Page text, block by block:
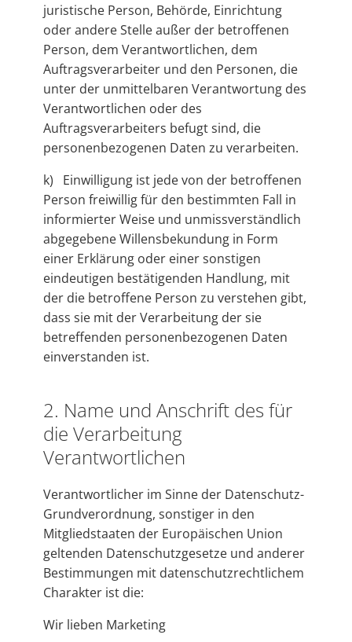
juristische Person, Behörde, Einrichtung
oder andere Stelle außer der betroffenen
Person, dem Verantwortlichen, dem
Auftragsverarbeiter und den Personen, die
unter der unmittelbaren Verantwortung des
Verantwortlichen oder des
Auftragsverarbeiters befugt sind, die
personenbezogenen Daten zu verarbeiten.
k) Einwilligung ist jede von der betroffenen
Person freiwillig für den bestimmten Fall in
informierter Weise und unmissverständlich
abgegebene Willensbekundung in Form
einer Erklärung oder einer sonstigen
eindeutigen bestätigenden Handlung, mit
der die betroffene Person zu verstehen gibt,
dass sie mit der Verarbeitung der sie
betreffenden personenbezogenen Daten
einverstanden ist.
2. Name und Anschrift des für
die Verarbeitung
Verantwortlichen
Verantwortlicher im Sinne der Datenschutz-
Grundverordnung, sonstiger in den
Mitgliedstaaten der Europäischen Union
geltenden Datenschutzgesetze und anderer
Bestimmungen mit datenschutzrechtlichem
Charakter ist die:
Wir lieben Marketing